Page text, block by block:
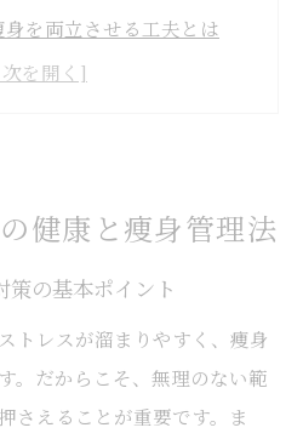
を両立させる工夫とは
けやすい痩身管理法を紹介
痩身ケアの秘訣
効果を両立する生活習慣
が意識したい休息の重要
単痩身ケア習慣のご紹介
組み合わせるポイント
健康と痩身管理法
策の基本ポイント
トレスが溜まりやすく、痩身
。だからこそ、無理のない範
さえることが重要です。ま